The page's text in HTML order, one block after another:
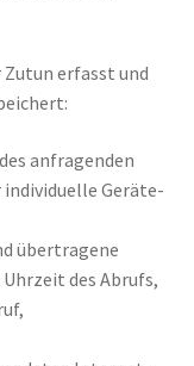
Zutun erfasst und
anfragenden
individuelle Geräte-
übertragene
des Abrufs,